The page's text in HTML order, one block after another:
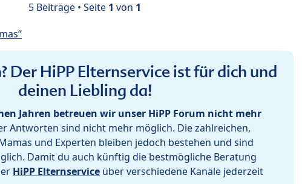
5 Beiträge • Seite 1 von 1
Der HiPP Elternservice ist für dich und
deinen Liebling da!
Jahren betreuen wir unser HiPP Forum nicht mehr
Antworten sind nicht mehr möglich. Die zahlreichen,
und Experten bleiben jedoch bestehen und sind
Damit du auch künftig die bestmögliche Beratung
HiPP Elternservice über verschiedene Kanäle jederzeit